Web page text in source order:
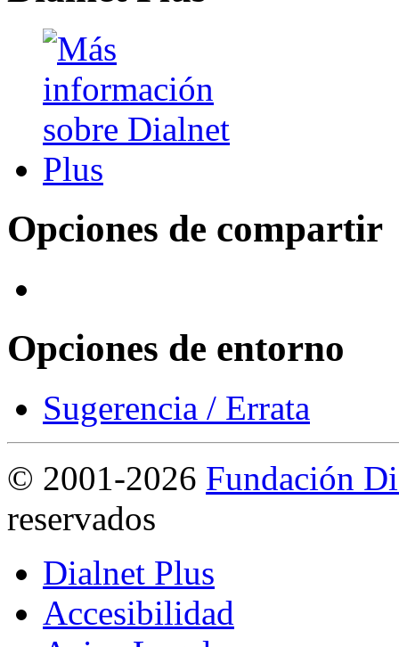
Opciones de compartir
Opciones de entorno
Sugerencia / Errata
© 2001-2026 Fundación
reservados
Dialnet Plus
Accesibilidad